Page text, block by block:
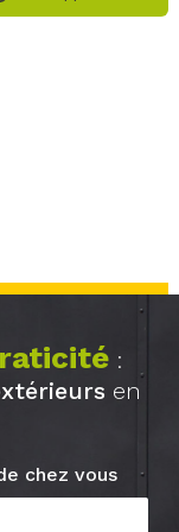
:
en
chez vous